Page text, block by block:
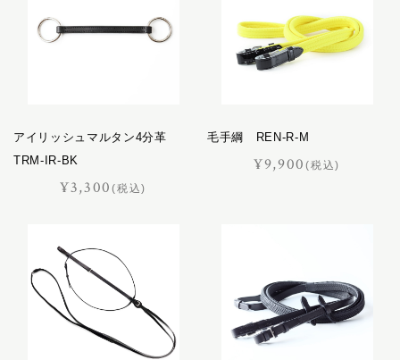
アイリッシュマルタン4分革
TRM-IR-BK
¥3,300(税込)
毛手綱 REN-R-M
¥9,900(税込)